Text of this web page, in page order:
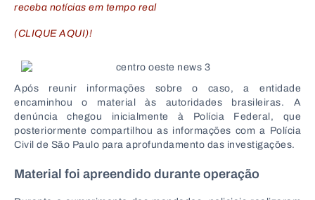
receba notícias em tempo real
(CLIQUE AQUI)!
Após reunir informações sobre o caso, a entidade
encaminhou o material às autoridades brasileiras. A
denúncia chegou inicialmente à Polícia Federal, que
posteriormente compartilhou as informações com a Polícia
Civil de São Paulo para aprofundamento das investigações.
Material foi apreendido durante operação